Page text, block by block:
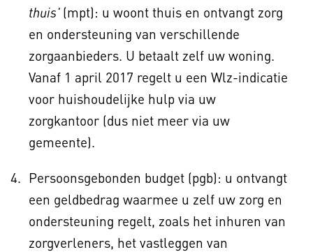
thuis' (mpt): u woont thuis en ontvangt zorg
en ondersteuning van verschillende
zorgaanbieders. U betaalt zelf uw woning.
Vanaf 1 april 2017 regelt u een Wlz-indicatie
voor huishoudelijke hulp via uw
zorgkantoor (dus niet meer via uw
gemeente).
Persoonsgebonden budget (pgb): u ontvangt
een geldbedrag waarmee u zelf uw zorg en
ondersteuning regelt, zoals het inhuren van
zorgverleners, het vastleggen van